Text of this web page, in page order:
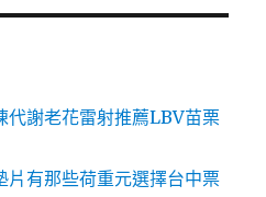
代謝老花雷射推薦LBV苗栗
片有那些荷重元選擇台中票